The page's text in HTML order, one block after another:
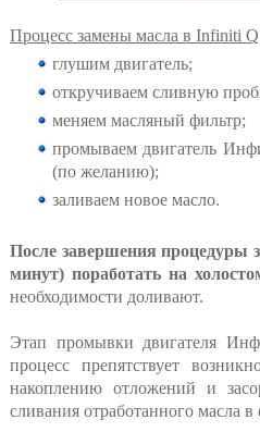
Процесс замены масла в Infiniti Q
глушим двигатель;
откручиваем сливную
меняем масляный фильтр;
промываем двигатель
(по желанию);
заливаем новое масло.
После завершения процедуры
минут) поработать на
необходимости доливают.
Этап промывки двигателя
процесс препятствует
накоплению отложений и
сливания отработанного масла в